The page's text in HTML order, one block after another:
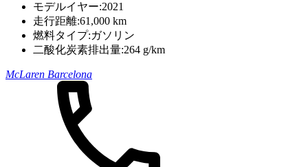
モデルイヤー:2021
走行距離:61,000 km
燃料タイプ:ガソリン
二酸化炭素排出量:264 g/km
McLaren Barcelona